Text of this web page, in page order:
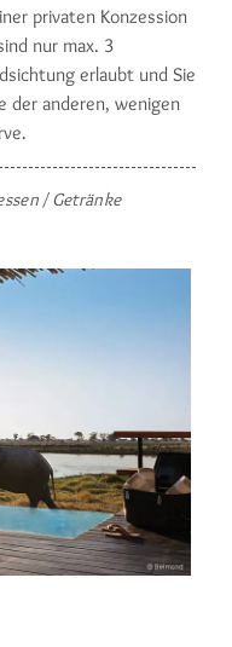
privaten Konzession
nur max. 3
erlaubt und Sie
der anderen, wenigen
/ Getränke